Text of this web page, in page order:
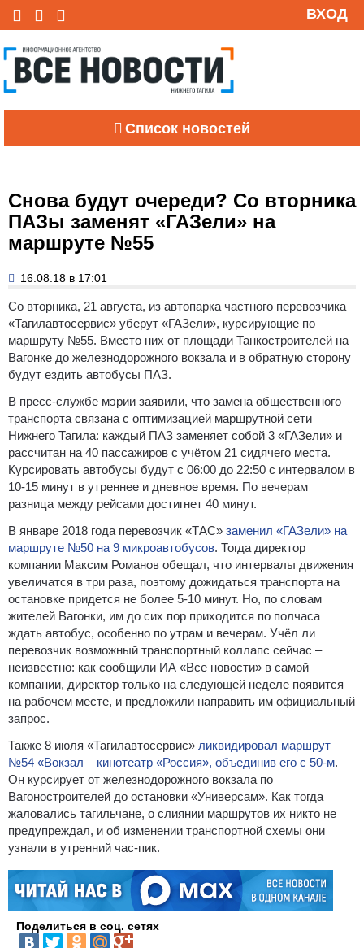
ВХОД
Список новостей
Снова будут очереди? Со вторника
ПАЗы заменят «ГАЗели» на
маршруте №55
16.08.18 в 17:01
Со вторника, 21 августа, из автопарка частного перевозчика
«Тагилавтосервис» уберут «ГАЗели», курсирующие по
маршруту №55. Вместо них от площади Танкостроителей на
Вагонке до железнодорожного вокзала и в обратную сторону
будут ездить автобусы ПАЗ.
В пресс-службе мэрии заявили, что замена общественного
транспорта связана с оптимизацией маршрутной сети
Нижнего Тагила: каждый ПАЗ заменяет собой 3 «ГАЗели» и
рассчитан на 40 пассажиров с учётом 21 сидячего места.
Курсировать автобусы будут с 06:00 до 22:50 с интервалом в
10-15 минут в утреннее и дневное время. По вечерам
разница между рейсами достигнет 40 минут.
В январе 2018 года перевозчик «ТАС» заменил «ГАЗели» на
маршруте №50 на 9 микроавтобусов. Тогда директор
компании Максим Романов обещал, что интервалы движения
увеличатся в три раза, поэтому дожидаться транспорта на
остановке придется не более 5-10 минут. Но, по словам
жителей Вагонки, им до сих пор приходится по полчаса
ждать автобус, особенно по утрам и вечерам. Учёл ли
перевозчик возможный транспортный коллапс сейчас –
неизвестно: как сообщили ИА «Все новости» в самой
компании, директор только на следующей неделе появится
на рабочем месте, и предложили направить им официальный
запрос.
Также 8 июля «Тагилавтосервис» ликвидировал маршрут
№54 «Вокзал – кинотеатр «Россия», объединив его с 50-м.
Он курсирует от железнодорожного вокзала по
Вагоностроителей до остановки «Универсам». Как тогда
жаловались тагильчане, о слиянии маршрутов их никто не
предупреждал, и об изменении транспортной схемы они
узнали в утренний час-пик.
Поделиться в соц. сетях